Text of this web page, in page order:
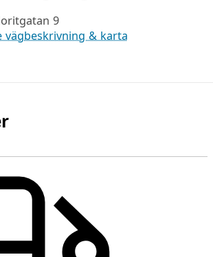
9
vägbeskrivning & karta